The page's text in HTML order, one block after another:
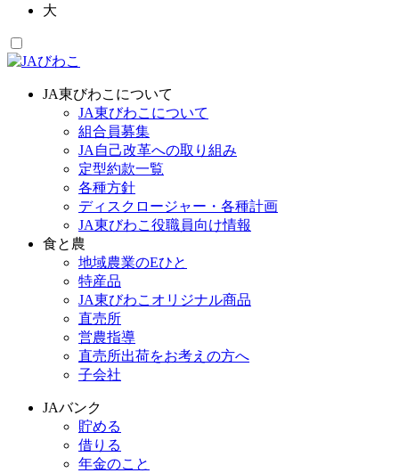
大
JA東びわこについて
JA東びわこについて
組合員募集
JA自己改革への取り組み
定型約款一覧
各種方針
ディスクロージャー・各種計画
JA東びわこ役職員向け情報
食と農
地域農業のEひと
特産品
JA東びわこオリジナル商品
直売所
営農指導
直売所出荷をお考えの方へ
子会社
JAバンク
貯める
借りる
年金のこと